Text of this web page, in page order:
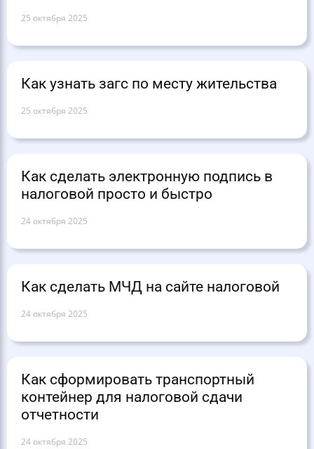
25 октября 2025
Как узнать загс по месту жительства
25 октября 2025
Как сделать электронную подпись в
налоговой просто и быстро
24 октября 2025
Как сделать МЧД на сайте налоговой
24 октября 2025
Как сформировать транспортный
контейнер для налоговой сдачи
отчетности
24 октября 2025